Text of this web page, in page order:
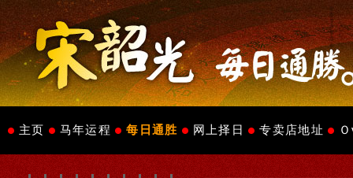
主页 马年运程 每日通胜 网上择日 专卖店地址